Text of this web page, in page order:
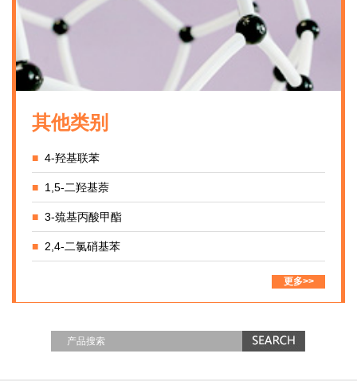
其他类别
■4-羟基联苯
■ 1,5-二羟基萘
■3-巯基丙酸甲酯
■ 2,4-二氯硝基苯
更多>>